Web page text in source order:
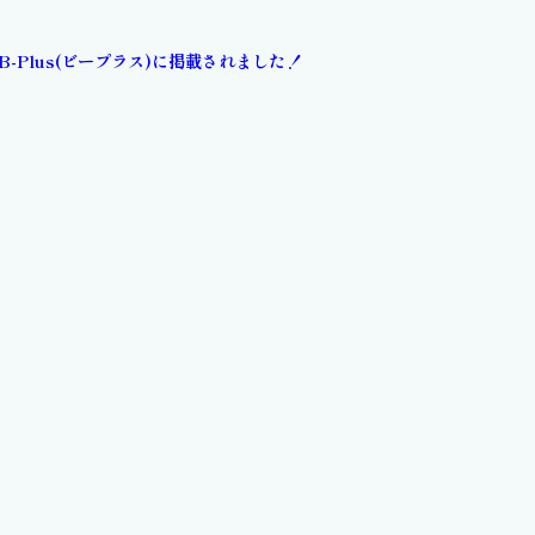
Plus(ビープラス)に掲載されました！